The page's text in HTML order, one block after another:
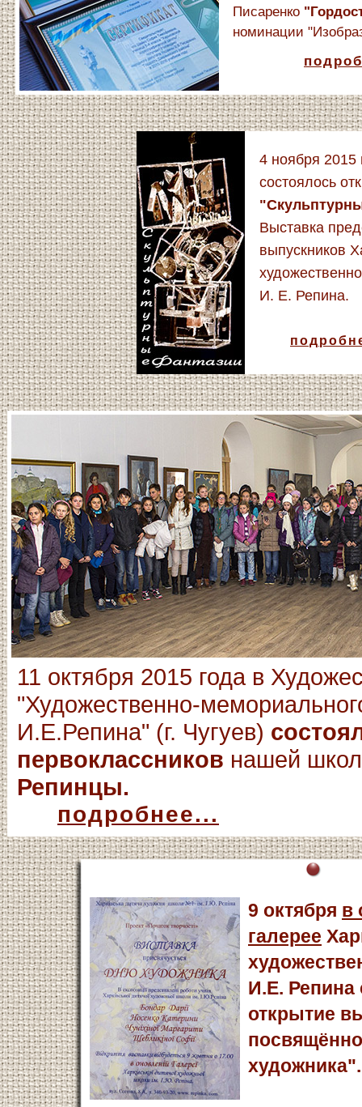
Писаренко
номинации
4 ноября 2015
состоялось
Выставка
выпускников
И. Е. Репина.
11 октября 2015 года в
"Художественно-
И.Е.Репина" (г. Чугуев)
первоклассников нашей
Репинцы.
подробнее...
9 октября в
галерее
И.Е. Репина
открытие
художника".